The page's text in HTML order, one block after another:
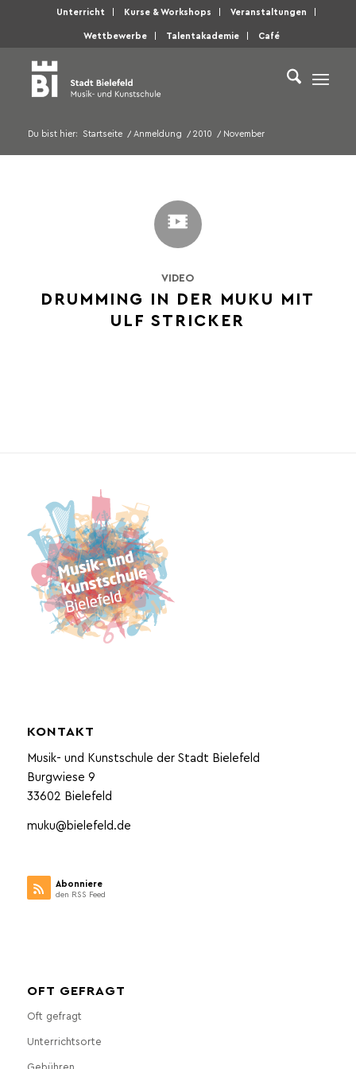
Unterricht Kurse & Workshops Veranstaltungen
Wettbewerbe Talentakademie Café
Du bist hier: Startseite / Anmeldung / 2010 / November
VIDEO
DRUMMING IN DER MUKU MIT
ULF STRICKER
KONTAKT
Musik- und Kunstschule der Stadt Bielefeld
Burgwiese 9
33602 Bielefeld
muku@bielefeld.de
Abonniere
den RSS Feed
OFT GEFRAGT
Oft gefragt
Unterrichtsorte
Gebühren